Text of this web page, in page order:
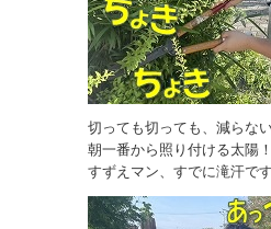
切っても切っても、減らな
朝一番から照り付ける太陽！
すずえマン、すでに滝汗です